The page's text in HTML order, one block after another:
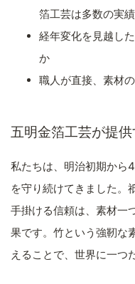
箔工芸は多数の実績
経年変化を見越し
か
職人が直接、素材
五明金箔工芸が提供
私たちは、明治初期から
を守り続けてきました。
手掛ける信頼は、素材一
果です。竹という強靭な
えることで、世界に一つ